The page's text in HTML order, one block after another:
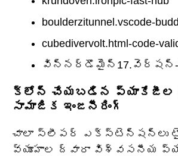
boulderzitunnel.vscode-
cubedivervolt.html-code-
విన్నర్‌డొమైన్17.వెర్షన్-
క్లోన్ చేయబడిన ప్యాకేజీల
సామాజిక ఇంజనీరింగ్
చాలా స్లీపర్ ఎక్స్‌టెన్షన్‌లు
వ్యూహాల ద్వారా విశ్వసనీయ